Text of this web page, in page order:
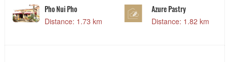
Pho Nui Pho
Distance: 1.73 km
Azure Pastry
Distance: 1.82 km